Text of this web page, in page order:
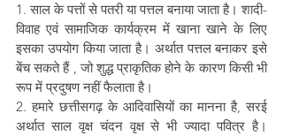
1. साल के पत्तों से पतरी या पत्तल बनाया जाता है। शादी-
विवाह एवं सामाजिक कार्यक्रम में खाना खाने के लिए
इसका उपयोग किया जाता है। अर्थात पत्तल बनाकर इसे
बेंच सकते हैं , जो शुद्ध प्राकृतिक होने के कारण किसी भी
रूप में प्रदुषण नहीं फैलाता है।
2. हमारे छत्तीसगढ़ के आदिवासियों का मानना है, सरई
अर्थात साल वृक्ष चंदन वृक्ष से भी ज्यादा पवित्र है।